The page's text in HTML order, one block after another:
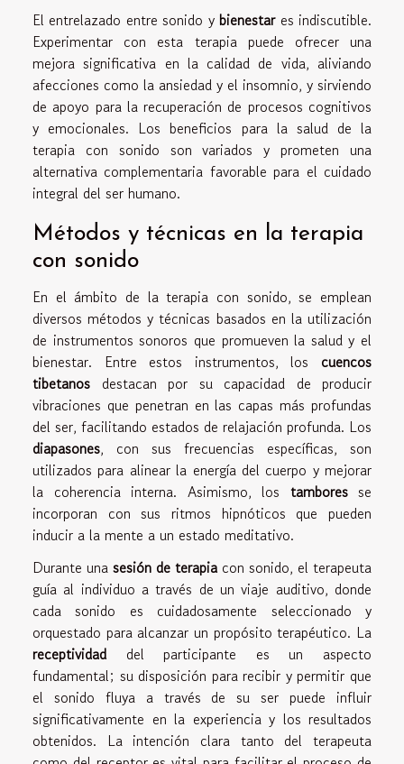
El entrelazado entre sonido ybienestares indiscutible.
Experimentar con esta terapia puede ofrecer una
mejora significativa en la calidad de vida, aliviando
afecciones como la ansiedad y el insomnio, y sirviendo
de apoyo para la recuperación de procesos cognitivos
y emocionales. Los beneficios para la salud de la
terapia con sonido son variados y prometen una
alternativa complementaria favorable para el cuidado
integral del ser humano.
Métodos y técnicas en la terapia
con sonido
En el ámbito de la terapia con sonido, se emplean
diversos métodos y técnicas basados en la utilización
de instrumentos sonoros que promueven la salud y el
bienestar. Entre estos instrumentos, los cuencos
tibetanos destacan por su capacidad de producir
vibraciones que penetran en las capas más profundas
del ser, facilitando estados de relajación profunda. Los
diapasones, con sus frecuencias específicas, son
utilizados para alinear la energía del cuerpo y mejorar
la coherencia interna. Asimismo, los tamboresse
incorporan con sus ritmos hipnóticos que pueden
inducir a la mente a un estado meditativo.
Durante una sesión de terapia con sonido, el terapeuta
guía al individuo a través de un viaje auditivo, donde
cada sonido es cuidadosamente seleccionado y
orquestado para alcanzar un propósito terapéutico. La
receptividad del participante es un aspecto
fundamental; su disposición para recibir y permitir que
el sonido fluya a través de su ser puede influir
significativamente en la experiencia y los resultados
obtenidos. La intención clara tanto del terapeuta